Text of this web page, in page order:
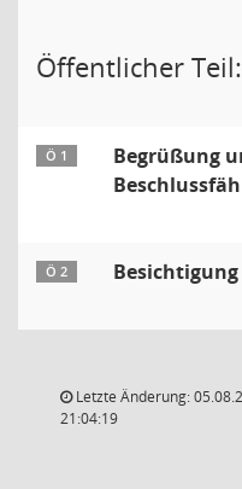
Öffentlicher Teil:
Ö 1
Begrüßung
Ö 2
Letzte Änderung:
21:04:19